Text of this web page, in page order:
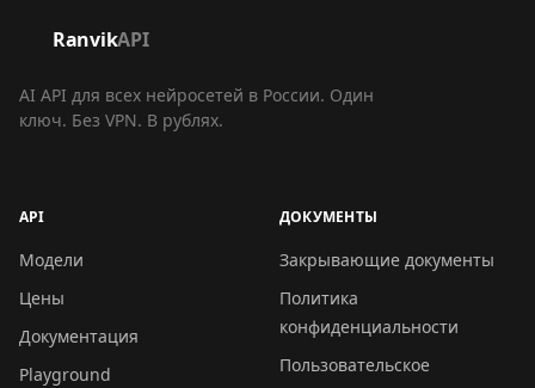
RanvikAPI
AI API для всех нейросетей в России. Один
ключ. Без VPN. В рублях.
API
Модели
Цены
Документация
Playground
ДОКУМЕНТЫ
Закрывающие документы
Политика
конфиденциальности
Пользовательское